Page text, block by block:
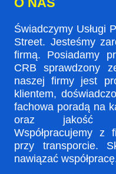
Świadczymy Usługi
Street. Jesteśmy
firmą. Posiadamy
CRB sprawdzony
naszej firmy jest
klientem,
fachowa poradą na
oraz jakość
Współpracujemy z
przy transporcie.
nawiązać